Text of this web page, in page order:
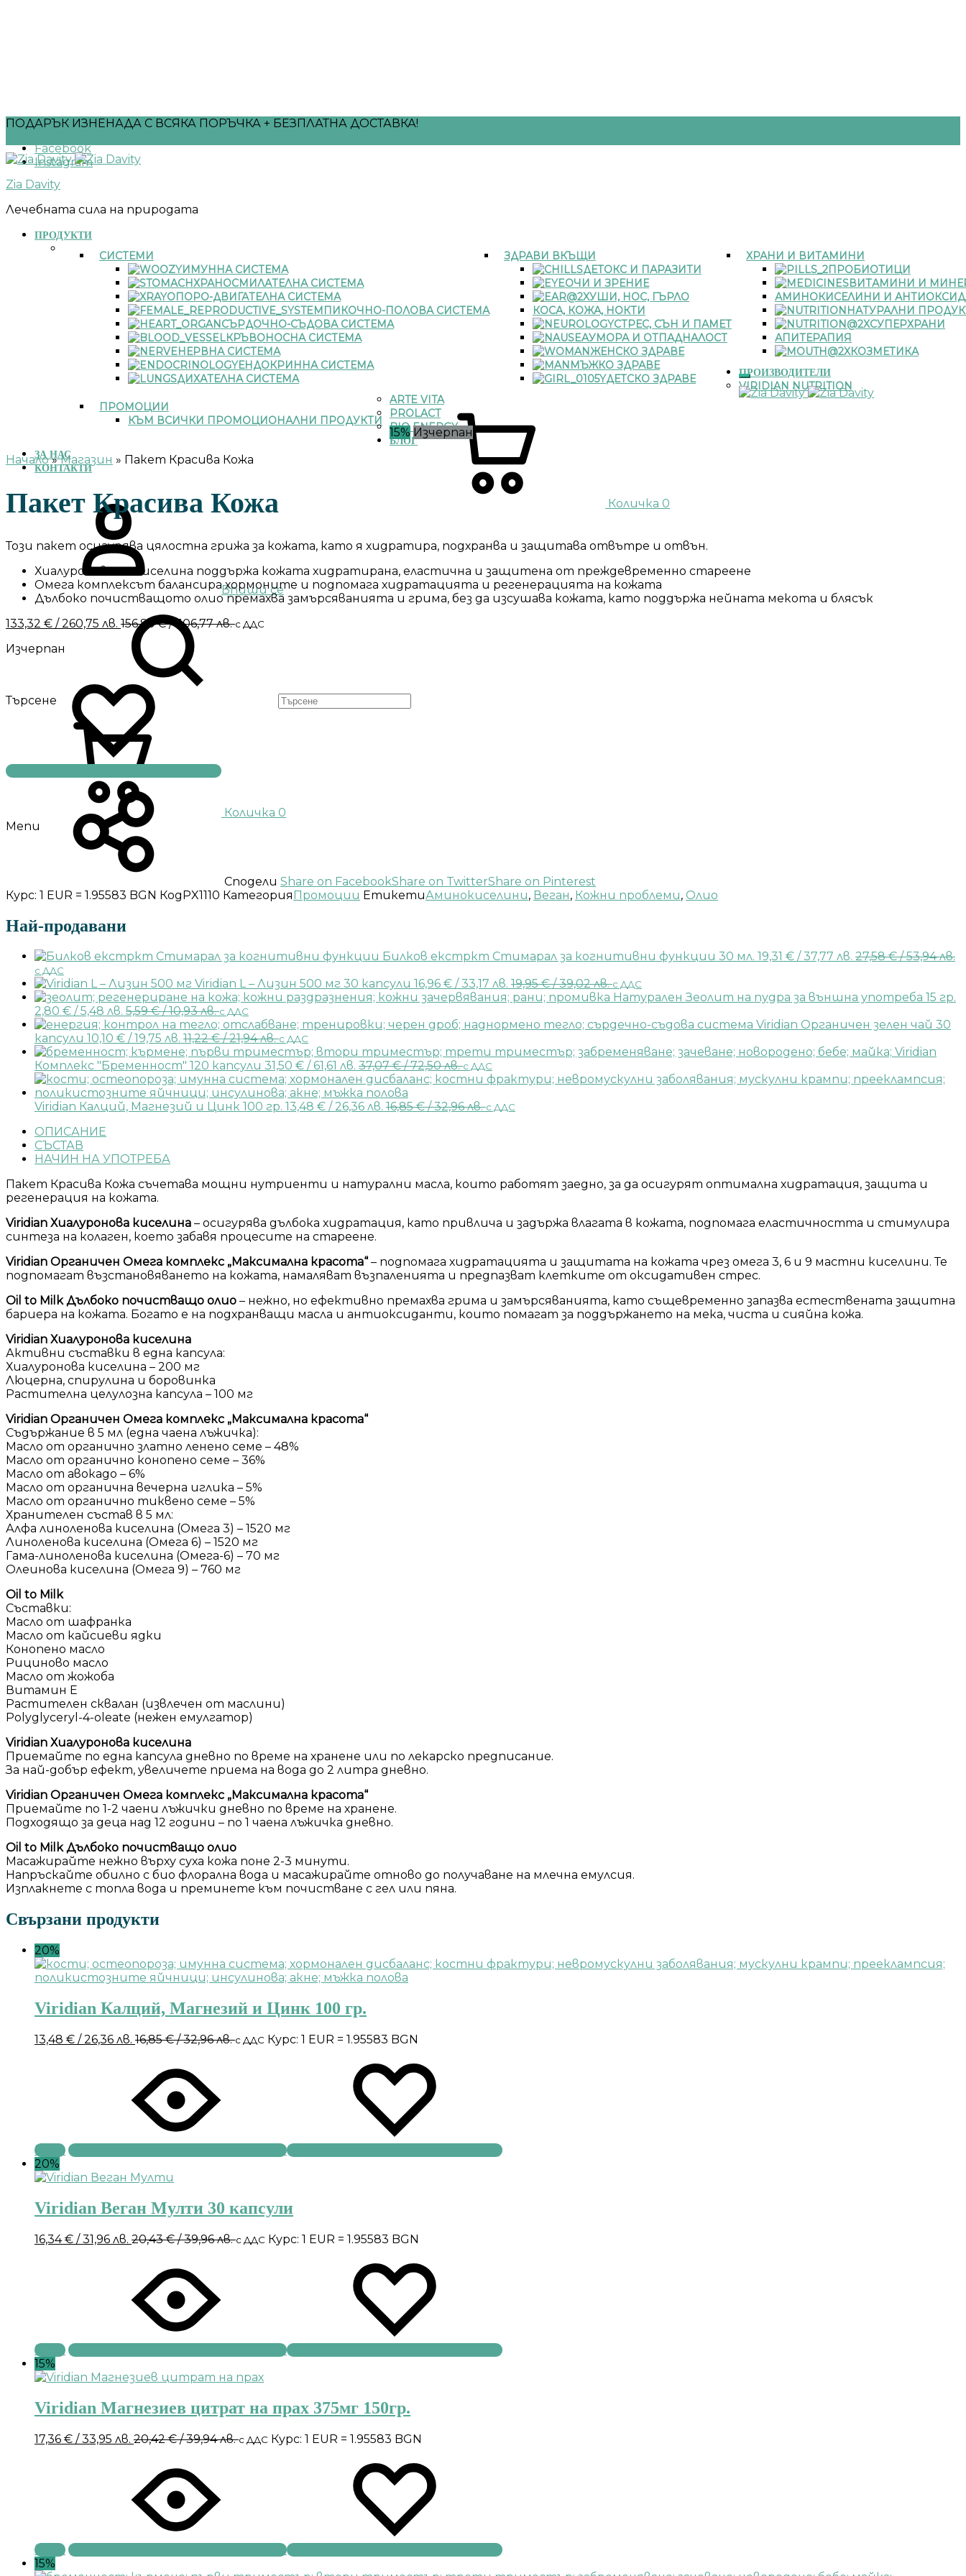
ПОДАРЪК ИЗНЕНАДА С ВСЯКА ПОРЪЧКА + БЕЗПЛАТНА ДОСТАВКА!
Facebook
Instagram
Zia Davity
Лечебната сила на природата
ПРОДУКТИ
СИСТЕМИ
ИМУННА СИСТЕМА
ХРАНОСМИЛАТЕЛНА СИСТЕМА
ОПОРО-ДВИГАТЕЛНА СИСТЕМА
ПИКОЧНО-ПОЛОВА СИСТЕМА
СЪРДОЧНО-СЪДОВА СИСТЕМА
КРЪВОНОСНА СИСТЕМА
НЕРВНА СИСТЕМА
ЕНДОКРИННА СИСТЕМА
ДИХАТЕЛНА СИСТЕМА
ЗДРАВИ ВКЪЩИ
ДЕТОКС И ПАРАЗИТИ
ОЧИ И ЗРЕНИЕ
УШИ, НОС, ГЪРЛО
КОСА, КОЖА, НОКТИ
СТРЕС, СЪН И ПАМЕТ
УМОРА И ОТПАДНАЛОСТ
ЖЕНСКО ЗДРАВЕ
МЪЖКО ЗДРАВЕ
ДЕТСКО ЗДРАВЕ
ХРАНИ И ВИТАМИНИ
ПРОБИОТИЦИ
ВИТАМИНИ И
АМИНОКИСЕЛИНИ И
НАТУРАЛНИ
СУПЕРХРАНИ
АПИТЕРАПИЯ
КОЗМЕТИКА
ПРОМОЦИИ
КЪМ ВСИЧКИ ПРОМОЦИОНАЛНИ ПРОДУКТИ
ПРОИЗВОДИТЕЛИ
VIRIDIAN NUTRITION
ARTE VITA
PROLACT
BIO ENERGY
БЛОГ
ЗА НАС
КОНТАКТИ
Впиши се
Търсене
Количка 0
Menu
Количка 0
15% Изчерпан
Начало»Магазин » Пакет Красива Кожа
Пакет Красива Кожа
Този пакет осигурява цялостна грижа за кожата, като я хидратира, подхранва и защитава отвътре и отвън.
Хиалуроновата киселина поддържа кожата хидратирана, еластична и защитена от преждевременно стареене
Омега комплексът балансира хормоните и подпомага хидратацията и регенерацията на кожата
Дълбоко почистващото олио премахва замърсяванията и грима, без да изсушава кожата, като поддържа нейната мекота и блясък
133,32 € / 260,75 лв. 156,85€/ 306,77 лв.с ДДС
Изчерпан
Сподели Share on FacebookShare on TwitterShare on Pinterest
Курс: 1 EUR = 1.95583 BGN КодPX1110 КатегорияПромоции ЕтикетиАминокиселини, Веган, Кожни проблеми, Олио
Най-продавани
Билков екстркт Стимарал за когнитивни функции 30 мл. 19,31 € / 37,77 лв. 27,58€/ 53,94 лв.
с ДДС
Viridian L – Лизин 500 мг 30 капсули 16,96 € / 33,17 лв. 19,95€/ 39,02 лв.с ДДС
Натурален Зеолит на пудра за външна употреба 15 гр.
2,80 € / 5,48 лв. 5,59€/ 10,93 лв.с ДДС
Viridian Органичен зелен чай 30
капсули 10,10 € / 19,75 лв. 11,22€/ 21,94 лв.с ДДС
Viridian
Комплекс "Бременност" 120 капсули 31,50 € / 61,61 лв. 37,07€/ 72,50 лв.с ДДС
Viridian Калций, Магнезий и Цинк 100 гр. 13,48 € / 26,36 лв. 16,85€/ 32,96 лв.с ДДС
ОПИСАНИЕ
СЪСТАВ
НАЧИН НА УПОТРЕБА
Пакет Красива Кожа съчетава мощни нутриенти и натурални масла, които работят заедно, за да осигурят оптимална хидратация, защита и
регенерация на кожата.
Viridian Хиалуронова киселина – осигурява дълбока хидратация, като привлича и задържа влагата в кожата, подпомага еластичността и стимулира
синтеза на колаген, което забавя процесите на стареене.
Viridian Органичен Омега комплекс „Максимална красота“ – подпомага хидратацията и защитата на кожата чрез омега 3, 6 и 9 мастни киселини. Те
подпомагат възстановяването на кожата, намаляват възпаленията и предпазват клетките от оксидативен стрес.
Oil to Milk Дълбоко почистващо олио – нежно, но ефективно премахва грима и замърсяванията, като същевременно запазва естествената защитна
бариера на кожата. Богато е на подхранващи масла и антиоксиданти, които помагат за поддържането на мека, чиста и сияйна кожа.
Viridian Хиалуронова киселина
Активни съставки в една капсула:
Хиалуронова киселина – 200 мг
Люцерна, спирулина и боровинка
Растителна целулозна капсула – 100 мг
Viridian Органичен Омега комплекс „Максимална красота“
Съдържание в 5 мл (една чаена лъжичка):
Масло от органично златно ленено семе – 48%
Масло от органично конопено семе – 36%
Масло от авокадо – 6%
Масло от органична вечерна иглика – 5%
Масло от органично тиквено семе – 5%
Хранителен състав в 5 мл:
Алфа линоленова киселина (Омега 3) – 1520 мг
Линоленова киселина (Омега 6) – 1520 мг
Гама-линоленова киселина (Омега-6) – 70 мг
Олеинова киселина (Омега 9) – 760 мг
Oil to Milk
Съставки:
Масло от шафранка
Масло от кайсиеви ядки
Конопено масло
Рициново масло
Масло от жожоба
Витамин Е
Растителен сквалан (извлечен от маслини)
Polyglyceryl-4-oleate (нежен емулгатор)
Viridian Хиалуронова киселина
Приемайте по една капсула дневно по време на хранене или по лекарско предписание.
За най-добър ефект, увеличете приема на вода до 2 литра дневно.
Viridian Органичен Омега комплекс „Максимална красота“
Приемайте по 1-2 чаени лъжички дневно по време на хранене.
Подходящо за деца над 12 години – по 1 чаена лъжичка дневно.
Oil to Milk Дълбоко почистващо олио
Масажирайте нежно върху суха кожа поне 2-3 минути.
Напръскайте обилно с био флорална вода и масажирайте отново до получаване на млечна емулсия.
Изплакнете с топла вода и преминете към почистване с гел или пяна.
Свързани продукти
20%
Viridian Калций, Магнезий и Цинк 100 гр.
13,48 € / 26,36 лв. 16,85€/ 32,96 лв.с ДДС Курс: 1 EUR = 1.95583 BGN
Купи
20%
Viridian Веган Мулти 30 капсули
16,34€ / 31,96 лв. 20,43€/ 39,96 лв.с ДДС Курс: 1 EUR = 1.95583 BGN
Купи
15%
Viridian Магнезиев цитрат на прах 375мг 150гр.
17,36 € / 33,95 лв. 20,42€/ 39,94 лв.с ДДС Курс: 1 EUR = 1.95583 BGN
Купи
15%